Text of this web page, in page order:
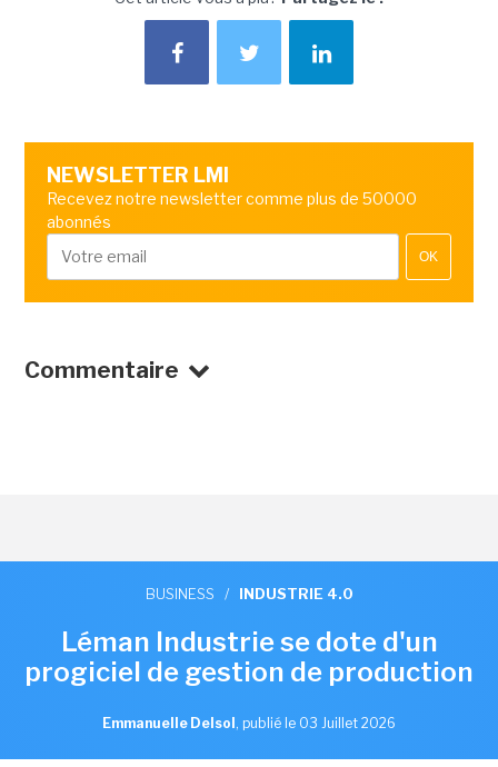
NEWSLETTER LMI
Recevez notre newsletter comme plus de 50000
abonnés
OK
Commentaire
BUSINESS / INDUSTRIE 4.0
Léman Industrie se dote d'un
progiciel de gestion de production
Emmanuelle Delsol, publié le 03 Juillet 2026